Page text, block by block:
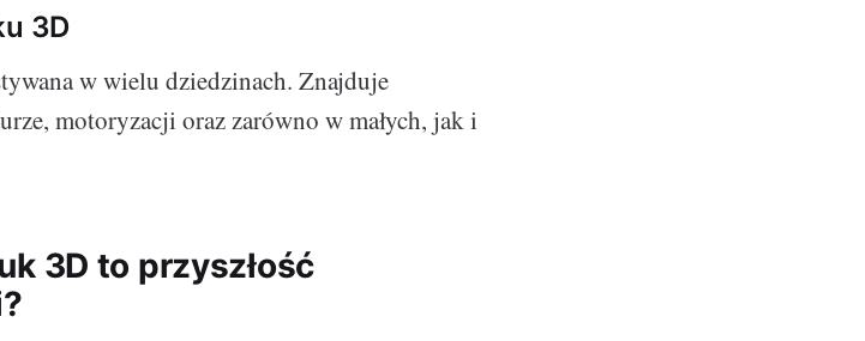
3D
w wielu dziedzinach. Znajduje
motoryzacji oraz zarówno w małych, jak i
3D to przyszłość